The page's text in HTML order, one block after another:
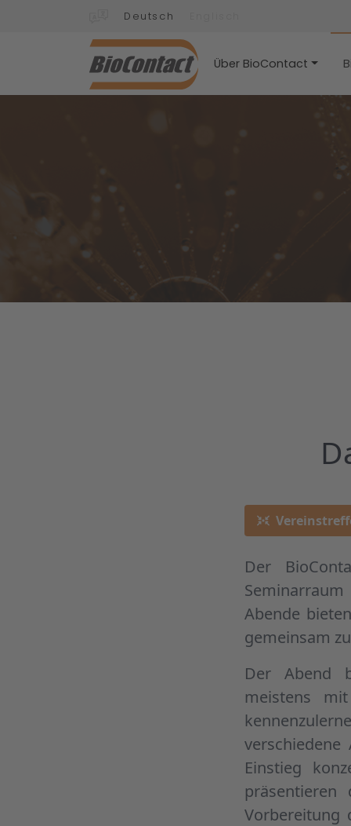
Deutsch
Über BioContact
Der
Abende
gemeinsam
Der Abend
meistens
Einstieg
Vorbereitung